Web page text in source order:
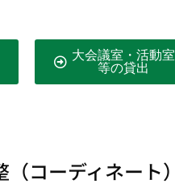
大会議室・活動室
等の貸出
コーディネート）